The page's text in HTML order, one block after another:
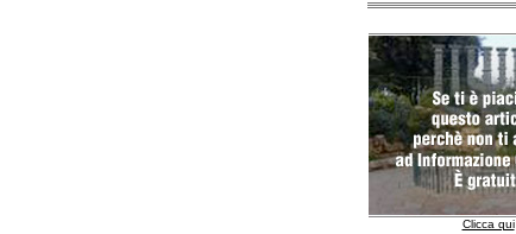
Clicca qui